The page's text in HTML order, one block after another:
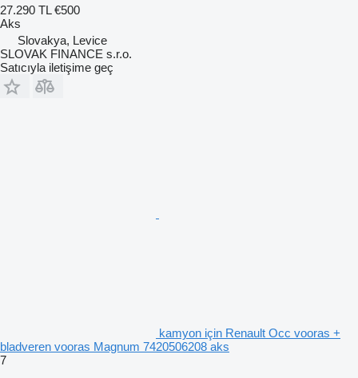
27.290 TL €500
Aks
Slovakya, Levice
SLOVAK FINANCE s.r.o.
Satıcıyla iletişime geç
kamyon için Renault Occ vooras +
bladveren vooras Magnum 7420506208 aks
7